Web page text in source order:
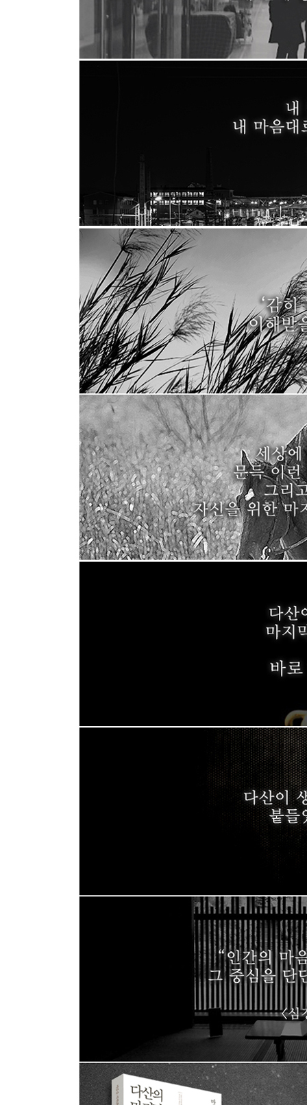
무난하게 사는 것이야말로 많은 노력을 필요로 한다
마음은 내 것이지만 내 마음대로 되지는 않는다
마음이 바뀌면 모든 것이 바뀐다